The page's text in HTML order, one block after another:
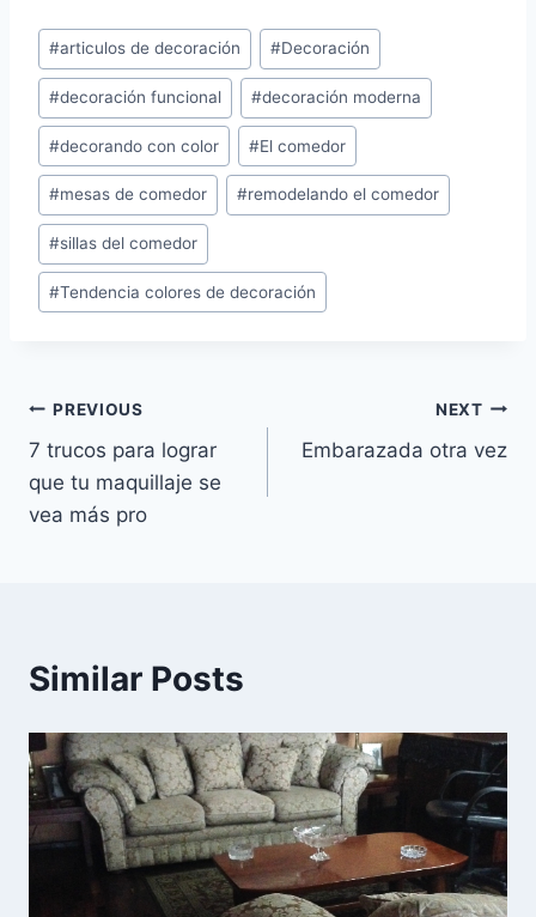
Post
Tags:
#articulos de decoración #Decoración
#decoración funcional #decoración moderna
#decorando con color #El comedor
#mesas de comedor #remodelando el comedor
#sillas del comedor
#Tendencia colores de decoración
Navegación
de
entradas
PREVIOUS
7 trucos para lograr
que tu maquillaje se
vea más pro
NEXT
Embarazada otra vez
Similar Posts